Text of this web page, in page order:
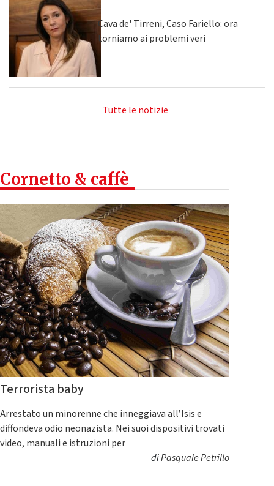
Cava de' Tirreni, Caso Fariello: ora
torniamo ai problemi veri
Tutte le notizie
Cornetto & caffè
Terrorista baby
Arrestato un minorenne che inneggiava all’Isis e
diffondeva odio neonazista. Nei suoi dispositivi trovati
video, manuali e istruzioni per
diPasquale Petrillo